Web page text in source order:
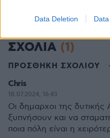
Data Deletion
σε Bάζει στην Aγορά
ΣΧΟΛΙΑ (1)
ΠΡΟΣΘΗΚΗ ΣΧΟΛΙΟΥ
Chris
18.07.2024, 16:43
Οι δημαρχοι της δυτικής
ξυπνήσουν και να
ποια πόλη είναι η